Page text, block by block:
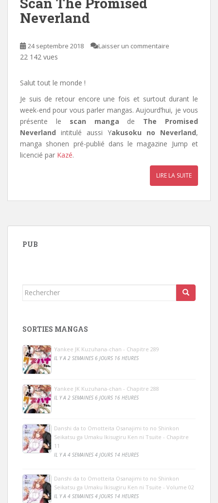
Neverland
24 septembre 2018 Laisser un commentaire
22 142 vues
Salut tout le monde !
Je suis de retour encore une fois et surtout durant le
week-end pour vous parler mangas. Aujourd’hui, je vous
présente le scan manga de The Promised
Neverland intitulé aussi Yakusoku no Neverland,
manga shonen pré-publié dans le magazine Jump et
licencié par Kazé.
LIRE LA SUITE
PUB
Rechercher...
SORTIES MANGAS
Yankee JK Kuzuhana-chan - Chapitre 289
IL Y A 2 SEMAINES 6 JOURS 16 HEURES
Yankee JK Kuzuhana-chan - Chapitre 288
IL Y A 2 SEMAINES 6 JOURS 16 HEURES
Danshi da to Omotteita Osanajimi to no Shinkon
Seikatsu ga Umaku Ikisugiru Ken ni Tsuite - Chapitre
11
IL Y A 4 SEMAINES 4 JOURS 14 HEURES
Danshi da to Omotteita Osanajimi to no Shinkon
Seikatsu ga Umaku Ikisugiru Ken ni Tsuite - Volume 02
IL Y A 4 SEMAINES 4 JOURS 14 HEURES